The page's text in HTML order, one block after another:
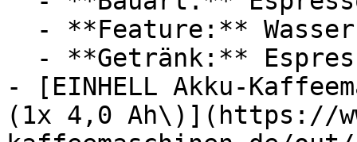
- [EINHELL Akku-
(1x 4,0 Ah\)](https://